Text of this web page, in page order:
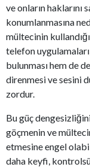
ve onların haklarını
konumlanmasına
mültecinin
telefon
bulunması hem de
direnmesi ve sesini
zordur.
Bu güç
göçmenin ve
etmesine engel
daha keyfi,